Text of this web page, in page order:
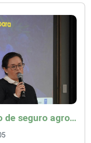
Minagricultura lanza piloto de seguro agropecuario por $9.625 millones para proteger a más de 14.000 pequeños productores contra riesgos del Fenómeno de El Niño